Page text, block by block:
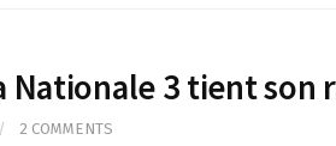
Nationale 3 tient son
/ 2 COMMENTS